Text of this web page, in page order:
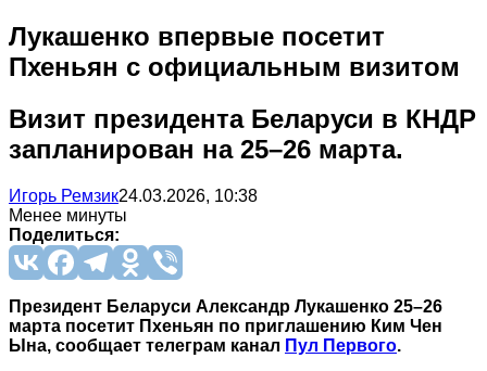
Лукашенко впервые посетит
Пхеньян с официальным визитом
Визит президента Беларуси в КНДР
запланирован на 25–26 марта.
Игорь Ремзик24.03.2026, 10:38
Менее минуты
Поделиться:
Президент Беларуси Александр Лукашенко 25–26
марта посетит Пхеньян по приглашению Ким Чен
Ына, сообщает телеграм канал Пул Первого.